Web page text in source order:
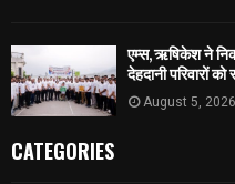
एम्स, ऋषिकेश ने
देहदानी परिवारों
August 5, 2026
CATEGORIES